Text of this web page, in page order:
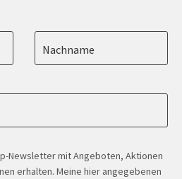
Nachname
Newsletter mit Angeboten, Aktionen
erhalten. Meine hier angegebenen